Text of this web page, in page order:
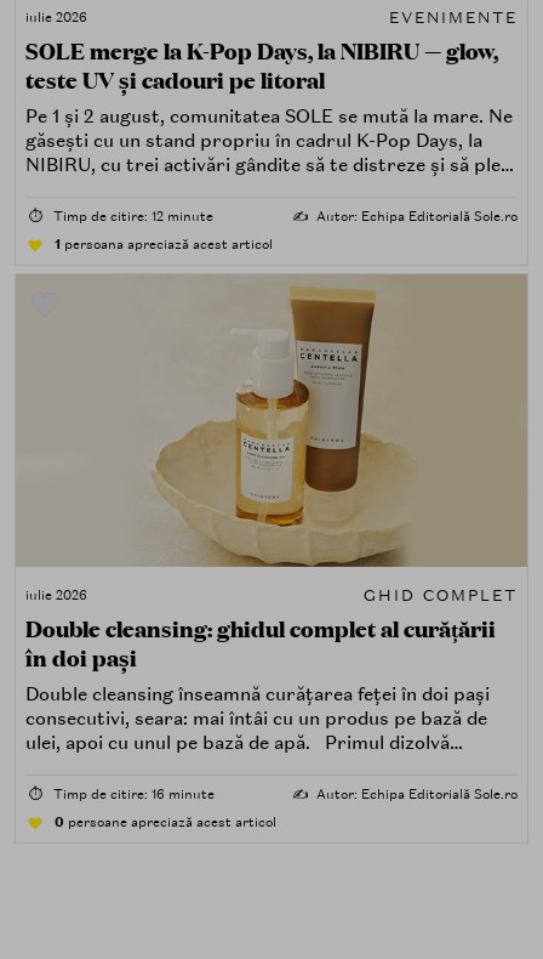
iulie 2026 EVENIMENTE
SOLE merge la K-Pop Days, la NIBIRU — glow,
teste UV și cadouri pe litoral
Pe 1 și 2 august, comunitatea SOLE se mută la mare. Ne
găsești cu un stand propriu în cadrul K-Pop Days, la
NIBIRU, cu trei activări gândite să te distreze și să pleci
⏱️ Timp de citire: 12 minute ✍️ Autor: Echipa Editorială Sole.ro
1 persoana apreciază acest articol
iulie 2026 GHID COMPLET
Double cleansing: ghidul complet al curățării
în doi pași
Double cleansing înseamnă curățarea feței în doi pași
consecutivi, seara: mai întâi cu un produs pe bază de
ulei, apoi cu unul pe bază de apă. Primul dizolvă
poluare. Al doilea îndepărtează impuritățile solubile în
⏱️ Timp de citire: 16 minute ✍️ Autor: Echipa Editorială Sole.ro
0 persoane apreciază acest articol